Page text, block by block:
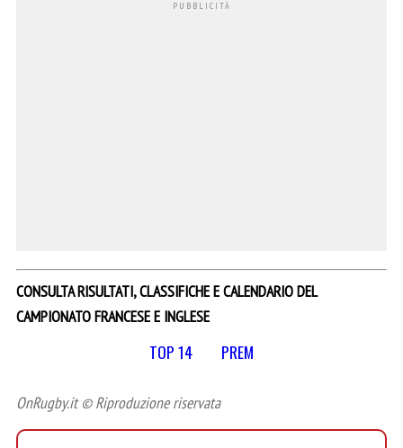
CONSULTA RISULTATI, CLASSIFICHE E CALENDARIO DEL
CAMPIONATO FRANCESE E INGLESE
TOP 14 PREM
OnRugby.it © Riproduzione riservata